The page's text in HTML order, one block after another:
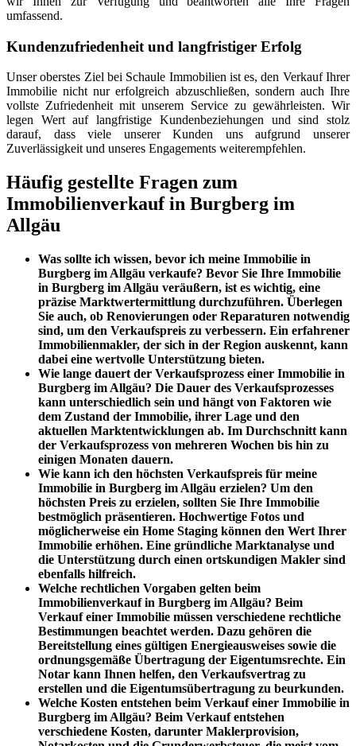
umfassend.
Kundenzufriedenheit und langfristiger Erfolg
Unser oberstes Ziel bei Schaule Immobilien ist es, den Verkauf Ihrer
Immobilie nicht nur erfolgreich abzuschließen, sondern auch Ihre
vollste Zufriedenheit mit unserem Service zu gewährleisten. Wir
legen Wert auf langfristige Kundenbeziehungen und sind stolz
darauf, dass viele unserer Kunden uns aufgrund unserer
Zuverlässigkeit und unseres Engagements weiterempfehlen.
Häufig gestellte Fragen zum
Immobilienverkauf in Burgberg im
Allgäu
Was sollte ich wissen, bevor ich meine Immobilie in
Burgberg im Allgäu verkaufe? Bevor Sie Ihre Immobilie
in Burgberg im Allgäu veräußern, ist es wichtig, eine
präzise Marktwertermittlung durchzuführen. Überlegen
Sie auch, ob Renovierungen oder Reparaturen notwendig
sind, um den Verkaufspreis zu verbessern. Ein erfahrener
Immobilienmakler, der sich in der Region auskennt, kann
dabei eine wertvolle Unterstützung bieten.
Wie lange dauert der Verkaufsprozess einer Immobilie in
Burgberg im Allgäu? Die Dauer des Verkaufsprozesses
kann unterschiedlich sein und hängt von Faktoren wie
dem Zustand der Immobilie, ihrer Lage und den
aktuellen Marktentwicklungen ab. Im Durchschnitt kann
der Verkaufsprozess von mehreren Wochen bis hin zu
einigen Monaten dauern.
Wie kann ich den höchsten Verkaufspreis für meine
Immobilie in Burgberg im Allgäu erzielen? Um den
höchsten Preis zu erzielen, sollten Sie Ihre Immobilie
bestmöglich präsentieren. Hochwertige Fotos und
möglicherweise ein Home Staging können den Wert Ihrer
Immobilie erhöhen. Eine gründliche Marktanalyse und
die Unterstützung durch einen ortskundigen Makler sind
ebenfalls hilfreich.
Welche rechtlichen Vorgaben gelten beim
Immobilienverkauf in Burgberg im Allgäu? Beim
Verkauf einer Immobilie müssen verschiedene rechtliche
Bestimmungen beachtet werden. Dazu gehören die
Bereitstellung eines gültigen Energieausweises sowie die
ordnungsgemäße Übertragung der Eigentumsrechte. Ein
Notar kann Ihnen helfen, den Verkaufsvertrag zu
erstellen und die Eigentumsübertragung zu beurkunden.
Welche Kosten entstehen beim Verkauf einer Immobilie in
Burgberg im Allgäu? Beim Verkauf entstehen
verschiedene Kosten, darunter Maklerprovision,